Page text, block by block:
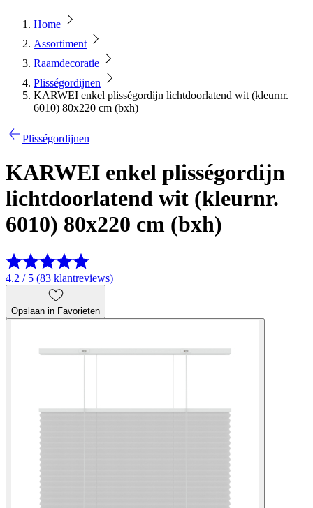
Home
Assortiment
Raamdecoratie
Plisségordijnen
KARWEI enkel plisségordijn lichtdoorlatend wit (kleurnr.
6010) 80x220 cm (bxh)
Plisségordijnen
KARWEI enkel plisségordijn
lichtdoorlatend wit (kleurnr.
6010) 80x220 cm (bxh)
4.2 / 5 (83 klantreviews)
Opslaan in Favorieten